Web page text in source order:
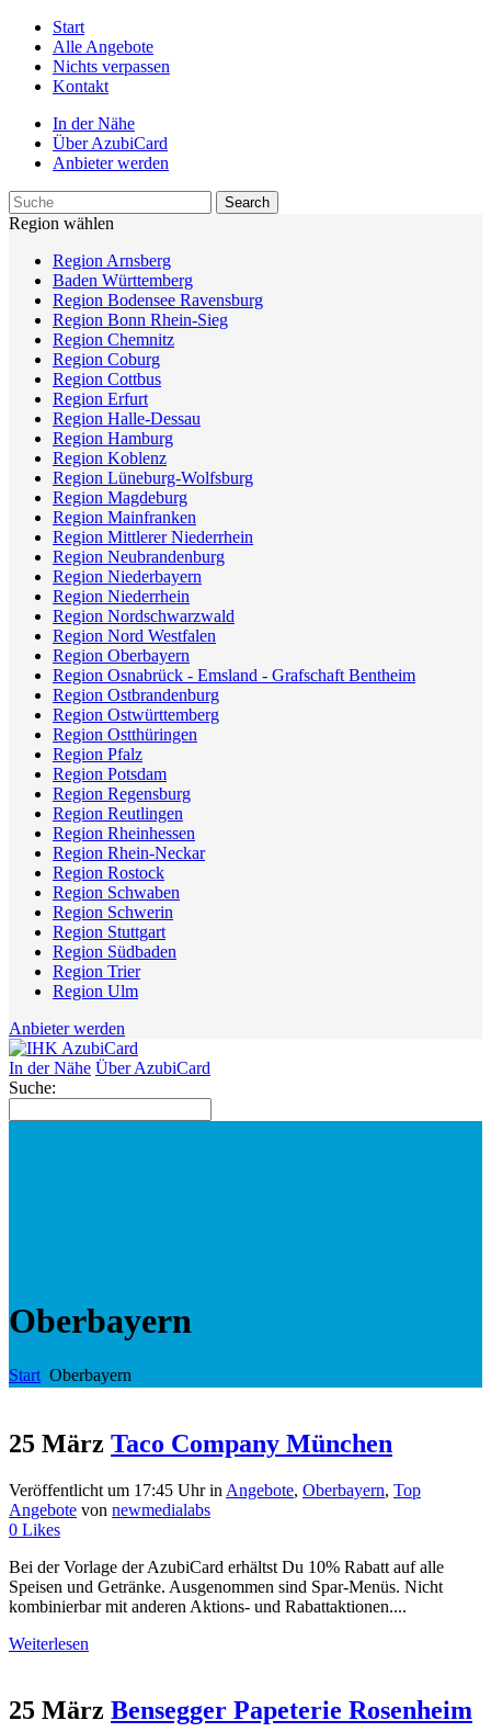
Start
Alle Angebote
Nichts verpassen
Kontakt
In der Nähe
Über AzubiCard
Anbieter werden
Region wählen
Region Arnsberg
Baden Württemberg
Region Bodensee Ravensburg
Region Bonn Rhein-Sieg
Region Chemnitz
Region Coburg
Region Cottbus
Region Erfurt
Region Halle-Dessau
Region Hamburg
Region Koblenz
Region Lüneburg-Wolfsburg
Region Magdeburg
Region Mainfranken
Region Mittlerer Niederrhein
Region Neubrandenburg
Region Niederbayern
Region Niederrhein
Region Nordschwarzwald
Region Nord Westfalen
Region Oberbayern
Region Osnabrück - Emsland - Grafschaft Bentheim
Region Ostbrandenburg
Region Ostwürttemberg
Region Ostthüringen
Region Pfalz
Region Potsdam
Region Regensburg
Region Reutlingen
Region Rheinhessen
Region Rhein-Neckar
Region Rostock
Region Schwaben
Region Schwerin
Region Stuttgart
Region Südbaden
Region Trier
Region Ulm
Anbieter werden
In der Nähe Über AzubiCard
Suche:
Oberbayern
Start Oberbayern
25 März Taco Company München
Veröffentlicht um 17:45 Uhrin Angebote, Oberbayern, Top
Angebote von newmedialabs
0 Likes
Bei der Vorlage der AzubiCard erhältst Du 10% Rabatt auf alle
Speisen und Getränke. Ausgenommen sind Spar-Menüs. Nicht
kombinierbar mit anderen Aktions- und Rabattaktionen....
Weiterlesen
25 März Bensegger Papeterie Rosenheim